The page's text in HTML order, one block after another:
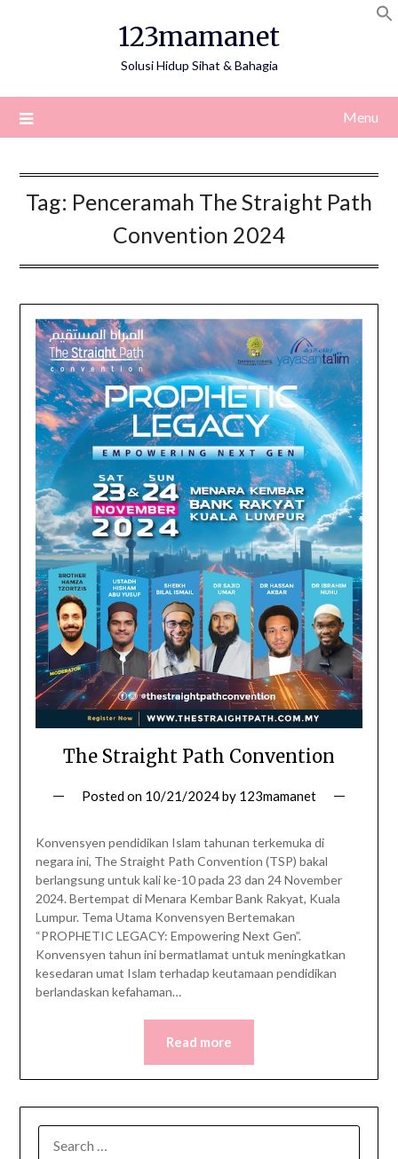
123mamanet
Solusi Hidup Sihat & Bahagia
Menu
Tag: Penceramah The Straight Path
Convention 2024
The Straight Path Convention
Posted on 10/21/2024by 123mamanet
Konvensyen pendidikan Islam tahunan terkemuka di
negara ini, The Straight Path Convention (TSP) bakal
berlangsung untuk kali ke-10 pada 23 dan 24 November
2024. Bertempat di Menara Kembar Bank Rakyat, Kuala
Lumpur. Tema Utama Konvensyen Bertemakan
“PROPHETIC LEGACY: Empowering Next Gen”.
Konvensyen tahun ini bermatlamat untuk meningkatkan
kesedaran umat Islam terhadap keutamaan pendidikan
berlandaskan kefahaman…
Read more